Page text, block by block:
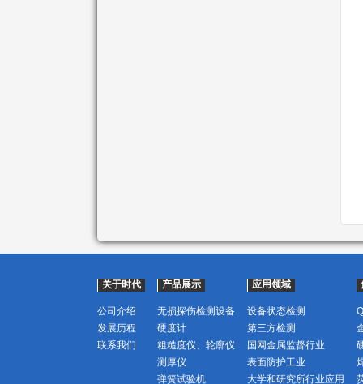
关于时代
公司介绍
发展历程
联系我们
产品展示
无损探伤检测设备
硬度计
粗糙度仪、轮廓仪
测厚仪
弹簧试验机
应用领域
设备状态检测
第三方检测
国网金属监督行业
表面防护工业
大学和研究所行业应用